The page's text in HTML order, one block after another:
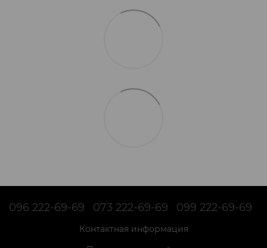
096 222-69-69 073 222-69-69 099 222-69-69
Контактная информация